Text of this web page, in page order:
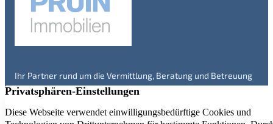
Ihr Partner rund um die Vermittlung, Beratung und Betreuung
von Immobilien in Engelskirchen und Umgebung – seit über 20